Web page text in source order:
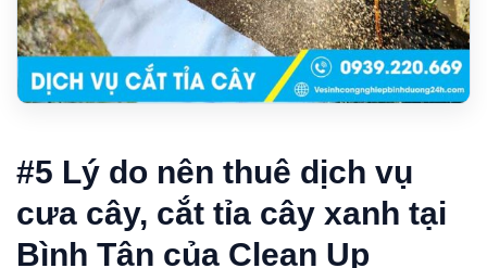
#5 Lý do nên thuê dịch vụ
cưa cây, cắt tỉa cây xanh tại
Bình Tân của Clean Up